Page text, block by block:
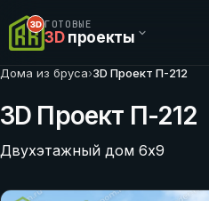
ГОТОВЫЕ
3Dпроекты
Дома из бруса›3D Проект П-212
3D Проект П-212
Двухэтажный дом 6х9